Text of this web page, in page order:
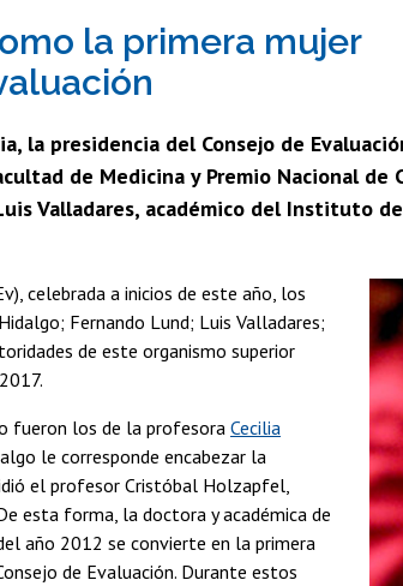
y Tecnología de
Alimentos
Bachillerato
Hospital Clínico
la primera mujer
la presidencia del Consejo de
de Medicina y Premio Nacional de
Valladares, académico del Instituto
celebrada a inicios de este año, los
Fernando Lund; Luis Valladares;
de este organismo superior
fueron los de la profesora Cecilia
le corresponde encabezar la
el profesor Cristóbal Holzapfel,
esta forma, la doctora y académica de
año 2012 se convierte en la primera
de Evaluación. Durante estos